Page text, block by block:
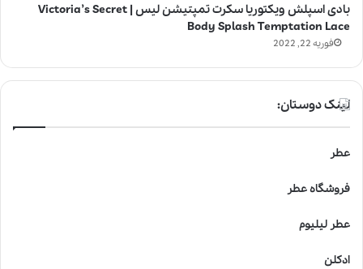
بادی اسپلش ویکتوریا سکرت تمپتیشن لیس | Victoria’s Secret
Body Splash Temptation Lace
فوریه 22, 2022
لینک دوستان:
عطر
فروشگاه عطر
عطر لیلیوم
ادکلن